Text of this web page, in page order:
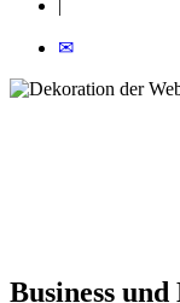
|
✉
Business